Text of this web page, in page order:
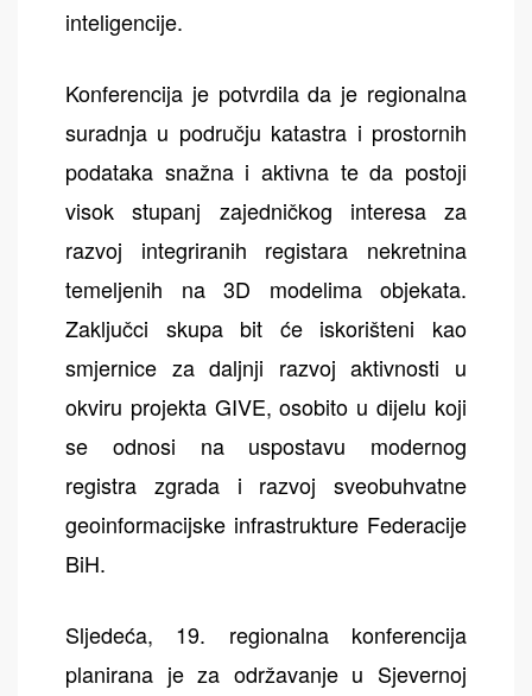
inteligencije.
Konferencija je potvrdila da je regionalna
suradnja u području katastra i prostornih
podataka snažna i aktivna te da postoji
visok stupanj zajedničkog interesa za
razvoj integriranih registara nekretnina
temeljenih na 3D modelima objekata.
Zaključci skupa bit će iskorišteni kao
smjernice za daljnji razvoj aktivnosti u
okviru projekta GIVE, osobito u dijelu koji
se odnosi na uspostavu modernog
registra zgrada i razvoj sveobuhvatne
geoinformacijske infrastrukture Federacije
BiH.
Sljedeća, 19. regionalna konferencija
planirana je za održavanje u Sjevernoj